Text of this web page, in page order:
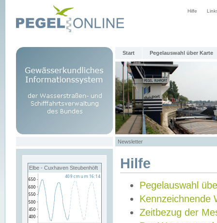
Hilfe
Start Pegelauswahl über Karte
Newsletter
Elbe - Cuxhaven Steubenhöft Hilfe
Pegelauswahl
Kennzeichnende
Zeitbezug der